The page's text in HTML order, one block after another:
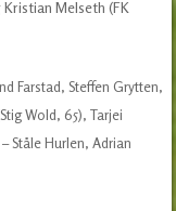
Melseth (FK
Farstad, Steffen Grytten,
Wold, 65), Tarjei
Ståle Hurlen, Adrian